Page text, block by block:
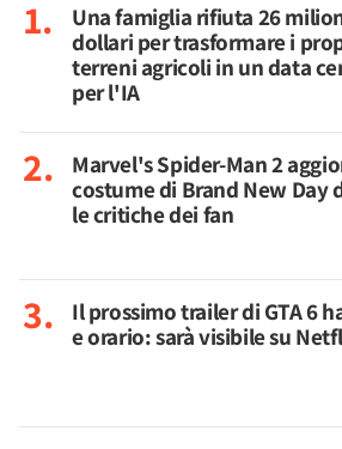
Una famiglia rifiuta 26
dollari per trasformare i
terreni agricoli in un data
per l'IA
Marvel's Spider-Man 2
costume di Brand New Day
le critiche dei fan
Il prossimo trailer di GTA 6
e orario: sarà visibile su